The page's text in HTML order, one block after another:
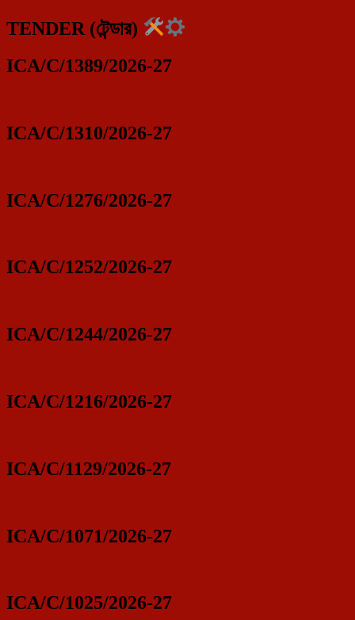
TENDER (টেন্ডার)
ICA/C/1389/2026-27
ICA/C/1310/2026-27
ICA/C/1276/2026-27
ICA/C/1252/2026-27
ICA/C/1244/2026-27
ICA/C/1216/2026-27
ICA/C/1129/2026-27
ICA/C/1071/2026-27
ICA/C/1025/2026-27